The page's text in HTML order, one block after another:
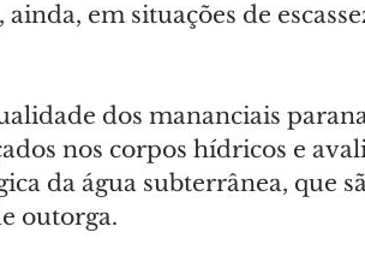
em situações de
dos mananciais
nos corpos hídricos e
da água subterrânea, que
outorga.